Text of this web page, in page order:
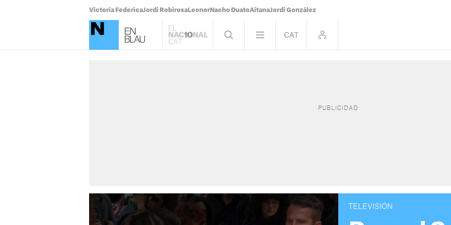
Victoria FedericaJordi Robirosa Leonor Nacho DuatoAitanaJordi González
TELEVISIÓN